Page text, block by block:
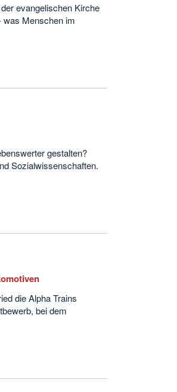
evangelischen Kirche
was Menschen im
gestalten?
Sozialwissenschaften.
die Alpha Trains
bei dem